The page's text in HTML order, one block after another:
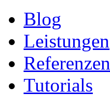
Blog
Leistungen
Referenzen
Tutorials